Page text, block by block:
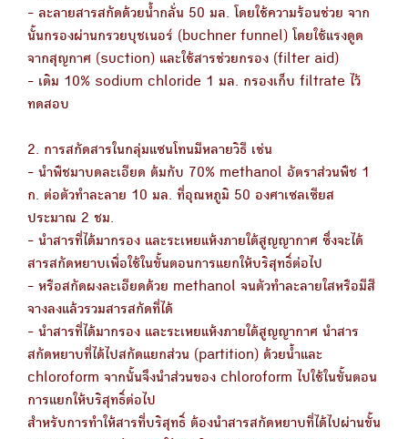
- ละลายสารสกัดด้วยน้ำกลั่น 50 มล. โดยใช้ความร้อนช่วย จาก
นั้นกรองผ่านกรวยบุชเนอร์ (buchner funnel) โดยใช้แรงดูด
จากสุญกาศ (suction) และใช้สารช่วยกรอง (filter aid)
- เติม 10% sodium chloride 1 มล. กรองเก็บ filtrate ไว้
ทดสอบ
2. การสกัดสารในกลุ่มแซนโทนมีหลายวิธี เช่น
- นำพืชมาบดละเอียด ต้มกับ 70% methanol อัตราส่วนพืช 1
ก. ต่อตัวทำละลาย 10 มล. ที่อุณหภูมิ 50 องศาเซลเซียส
ประมาณ 2 ชม.
- นำสารที่ได้มากรอง และระเหยแห้งภายใต้สูญญากาศ ซึ่งจะได้
สารสกัดหยาบเพื่อใช้ในขั้นตอนการแยกให้บริสุทธิ์ต่อไป
- หรือสกัดผงละเอียดด้วย methanol จนตัวทำละลายใสหรือมีสี
จางลงแล้วรวมสารสกัดที่ได้
- นำสารที่ได้มากรอง และระเหยแห้งภายใต้สูญญากาศ นำสาร
สกัดหยาบที่ได้ไปสกัดแยกส่วน (partition) ด้วยน้ำและ
chloroform จากนั้นจึงนำส่วนของ chloroform ไปใช้ในขั้นตอน
การแยกให้บริสุทธิ์ต่อไป
สำหรับการทำให้สารที่บริสุทธิ์ ต้องนำสารสกัดหยาบที่ได้ไปผ่านขั้น